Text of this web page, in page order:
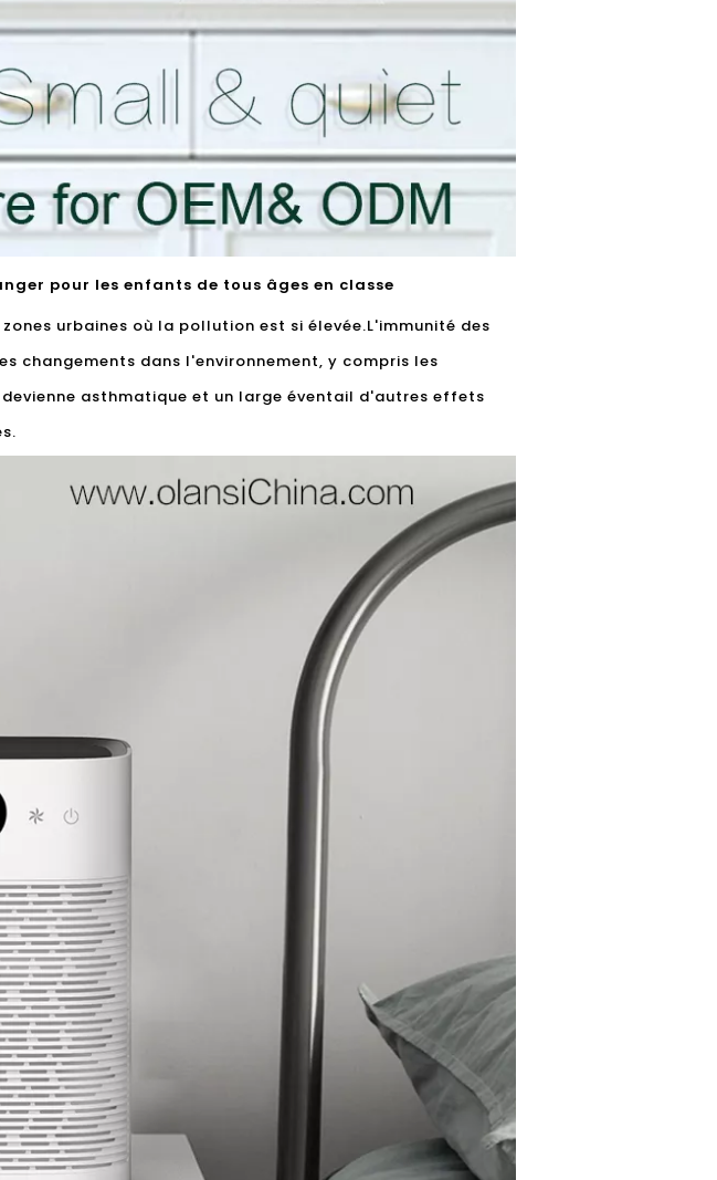
pour les enfants de tous âges en classe
urbaines où la pollution est si élevée.L'immunité des
changements dans l'environnement, y compris les
asthmatique et un large éventail d'autres effets